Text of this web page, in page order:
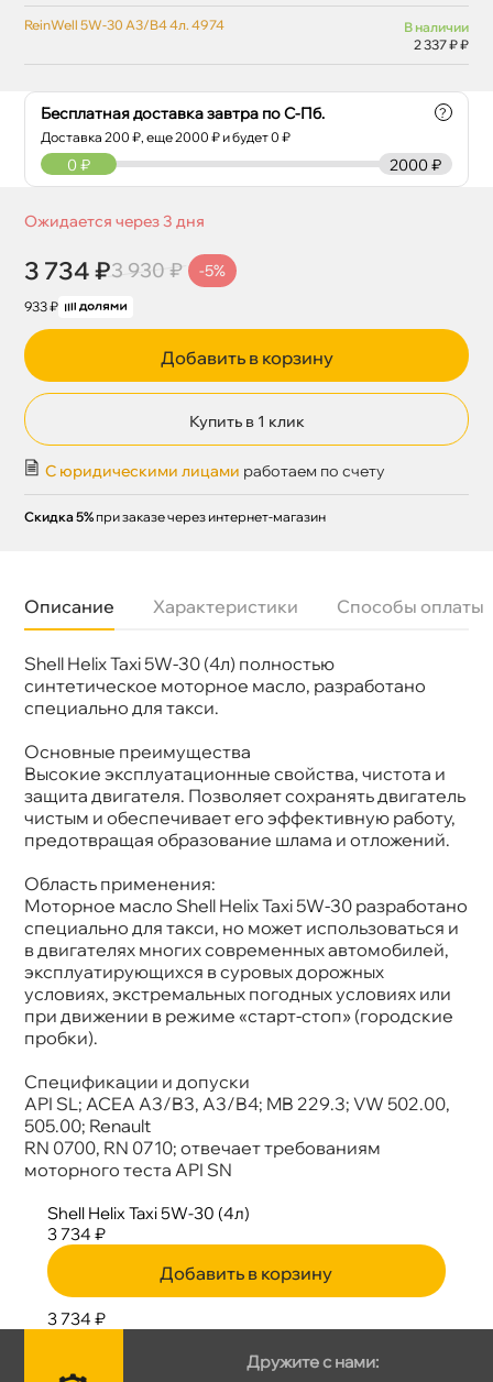
Бесплатная доставка завтра по С-Пб.
Доставка200 ₽, еще2000 ₽ и будет 0 ₽
?
2000 ₽
0 ₽
Ожидается через 3 дня
3 734 ₽3 930 ₽ -5%
933 ₽
Добавить в корзину
Купить в 1 клик
С юридическими лицами работаем по счету
Скидка 5% при заказе через интернет-магазин
ReinWell 5W-30 A3/B4 4л. 4974
наличии
2 337 ₽ ₽
Описание Характеристики Способы оплаты
Shell Helix Taxi 5W-30 (4л) полностью
синтетическое моторное масло, разработано
специально для такси.
Основные преимущества
ысокие эксплуатационные свойства, чистота и
защита двигателя. Позволяет сохранять двигатель
чистым и обеспечивает его эффективную работу,
предотвращая образование шлама и отложений.
Область применения:
Моторное масло Shell Helix Taxi 5W-30 разработано
специально для такси, но может использоваться и
двигателях многих современных автомобилей,
эксплуатирующихся в суровых дорожных
условиях, экстремальных погодных условиях или
при движении в режиме «старт-стоп» (городские
пробки).
Спецификации и допуски
API SL; ACEA A3/B3, A3/B4; MB 229.3; VW 502.00,
505.00; Renault
RN 0700, RN 0710; отвечает требованиям
моторного теста API SN
язкость
5W-30
Тип масла
Синтетика
Допуски
MB 229.3; VW 502/505.00; Renault RN 0700,
Спецификации
API SL; ACEA A3/B3, A3/B4
Объем
4л
550059407
Применение
Двигатель
Shell Helix Taxi 5W-30 (4л)
3 734 ₽
Добавить в корзину
3 734 ₽
Дружите с нами: